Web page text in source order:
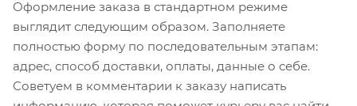
Оформление заказа в стандартном режиме
выглядит следующим образом. Заполняете
полностью форму по последовательным этапам:
адрес, способ доставки, оплаты, данные о себе.
Советуем в комментарии к заказу написать